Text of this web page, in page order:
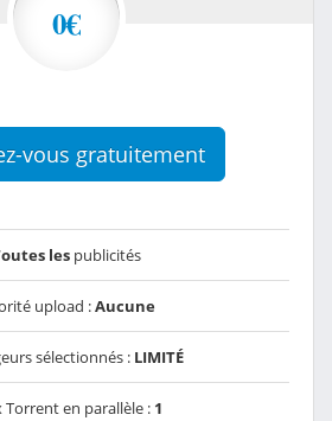
0€
vous gratuitement
les publicités
upload :Aucune
sélectionnés : LIMITÉ
Torrent en parallèle : 1